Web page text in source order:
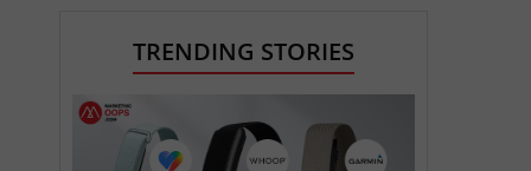
TRENDING STORIES